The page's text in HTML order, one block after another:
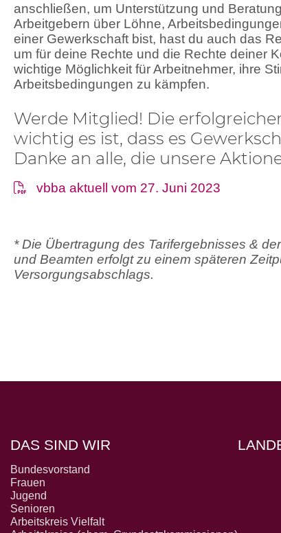
anschließen, um Unterstützung und
Arbeitgebern über Löhne,
einer Gewerkschaft bist, hast du auch das
um für deine Rechte und die Rechte deiner
wichtige Möglichkeit für Arbeitnehmer, ihre
Arbeitsbedingungen zu kämpfen.
Werde Mitglied! Die
wichtig es ist, dass es
Danke an alle, die unsere
vbba aktuell vom 27. Juni 2023
* Die Übertragung des Tarifergebnisses &
und Beamten erfolgt zu einem späteren
Versorgungsabschlags.
DAS SIND WIR
Bundesvorstand
Frauen
Jugend
Senioren
Arbeitskreis Vielfalt